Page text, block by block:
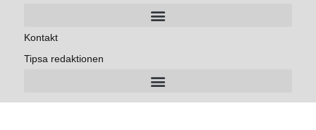
Kontakt
Tipsa redaktionen